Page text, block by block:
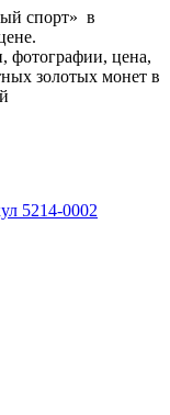
спорт» в
фотографии, цена,
золотых монет в
5214-0002